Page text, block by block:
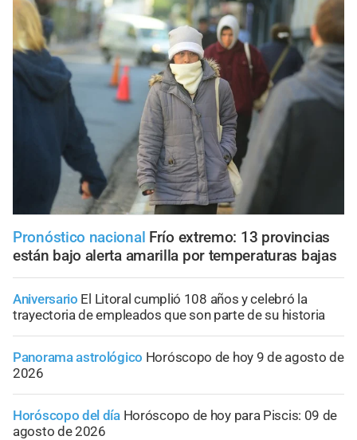
Pronóstico nacional Frío extremo: 13 provincias
están bajo alerta amarilla por temperaturas bajas
Aniversario El Litoral cumplió 108 años y celebró la
trayectoria de empleados que son parte de su historia
Panorama astrológico Horóscopo de hoy 9 de agosto de
2026
Horóscopo del día Horóscopo de hoy para Piscis: 09 de
agosto de 2026